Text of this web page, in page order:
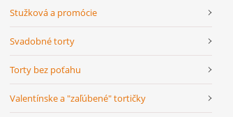
Stužková a promócie
Svadobné torty
Torty bez poťahu
Valentínske a "zaľúbené" tortičky